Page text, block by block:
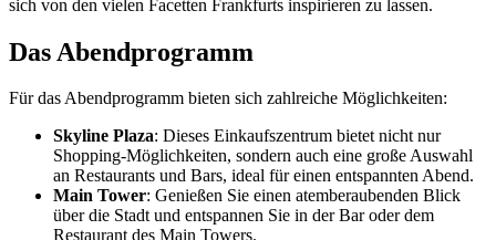
sich von den vielen Facetten Frankfurts inspirieren zu lassen.
Das Abendprogramm
Für das Abendprogramm bieten sich zahlreiche Möglichkeiten:
Skyline Plaza: Dieses Einkaufszentrum bietet nicht nur
Shopping-Möglichkeiten, sondern auch eine große Auswahl
an Restaurants und Bars, ideal für einen entspannten Abend.
Main Tower: Genießen Sie einen atemberaubenden Blick
über die Stadt und entspannen Sie in der Bar oder dem
Restaurant des Main Towers.